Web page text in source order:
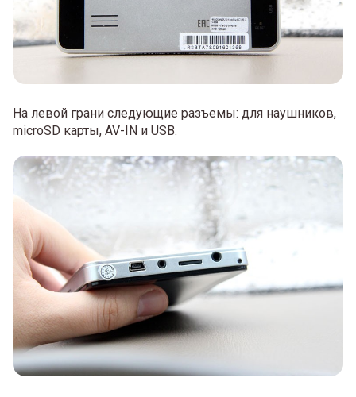
На левой грани следующие разъемы: для наушников,
microSD карты, AV-IN и USB.